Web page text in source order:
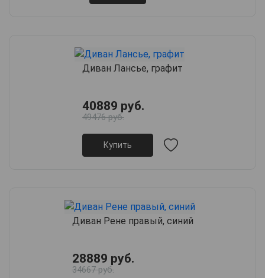
Диван Лансье, графит
40889 руб.
49476 руб.
Купить
Диван Рене правый, синий
28889 руб.
34667 руб.